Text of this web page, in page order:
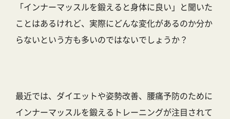
「インナーマッスルを鍛えると身体に良い」と聞いた
ことはあるけれど、実際にどんな変化があるのか分か
らないという方も多いのではないでしょうか？
最近では、ダイエットや姿勢改善、腰痛予防のために
インナーマッスルを鍛えるトレーニングが注目されて